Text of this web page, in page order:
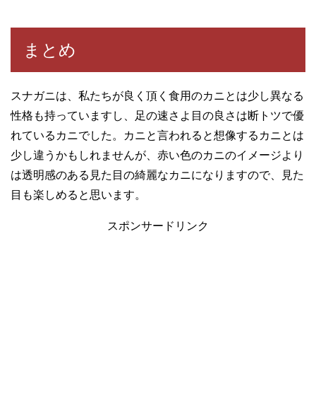
まとめ
スナガニは、私たちが良く頂く食用のカニとは少し異なる
性格も持っていますし、足の速さよ目の良さは断トツで優
れているカニでした。カニと言われると想像するカニとは
少し違うかもしれませんが、赤い色のカニのイメージより
は透明感のある見た目の綺麗なカニになりますので、見た
目も楽しめると思います。
スポンサードリンク